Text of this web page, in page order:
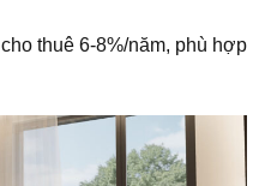
thuê 6-8%/năm, phù hợp